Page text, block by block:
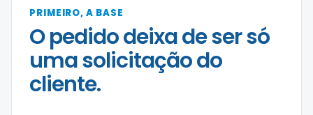
PRIMEIRO, A BASE
O pedido deixa de ser só
uma solicitação do
cliente.